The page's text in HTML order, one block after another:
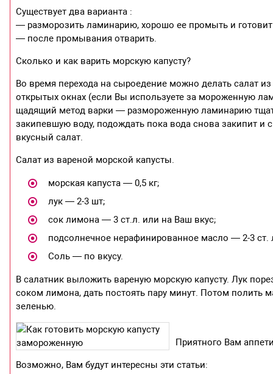
Существует два варианта :
— разморозить ламинарию, хорошо ее промыть и
— после промывания отварить.
Сколько и как варить морскую капусту?
Во время перехода на сыроедение можно делать салат
открытых окнах (если Вы используете за мороженную
щадящий метод варки — размороженную ламинарию
закипевшую воду, подождать пока вода снова закипит и
вкусный салат.
Салат из вареной морской капусты.
морская капуста — 0,5 кг;
лук — 2-3 шт;
сок лимона — 3 ст.л. или на Ваш вкус;
подсолнечное нерафинированное масло — 2-3 ст.
Соль — по вкусу.
В салатник выложить вареную морскую капусту. Лук
соком лимона, дать постоять пару минут. Потом
зеленью.
Приятного Вам
Возможно, Вам будут интересны эти статьи: